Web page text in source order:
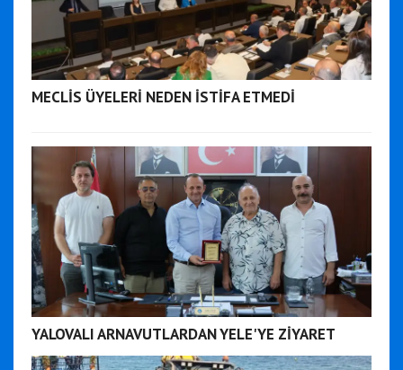
MECLİS ÜYELERİ NEDEN İSTİFA ETMEDİ
YALOVALI ARNAVUTLARDAN YELE'YE ZİYARET